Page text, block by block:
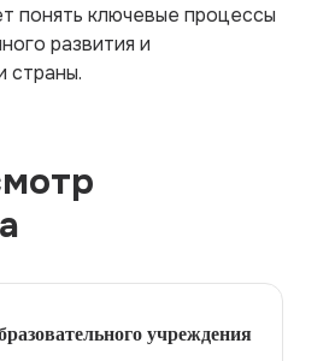
понять ключевые процессы
развития и
страны.
учреждения